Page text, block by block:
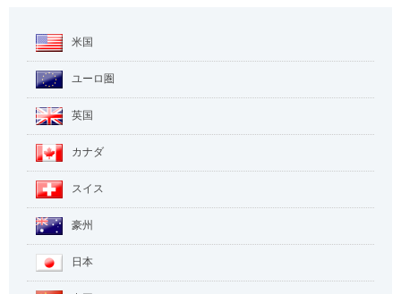
米国
ユーロ圏
英国
カナダ
スイス
豪州
日本